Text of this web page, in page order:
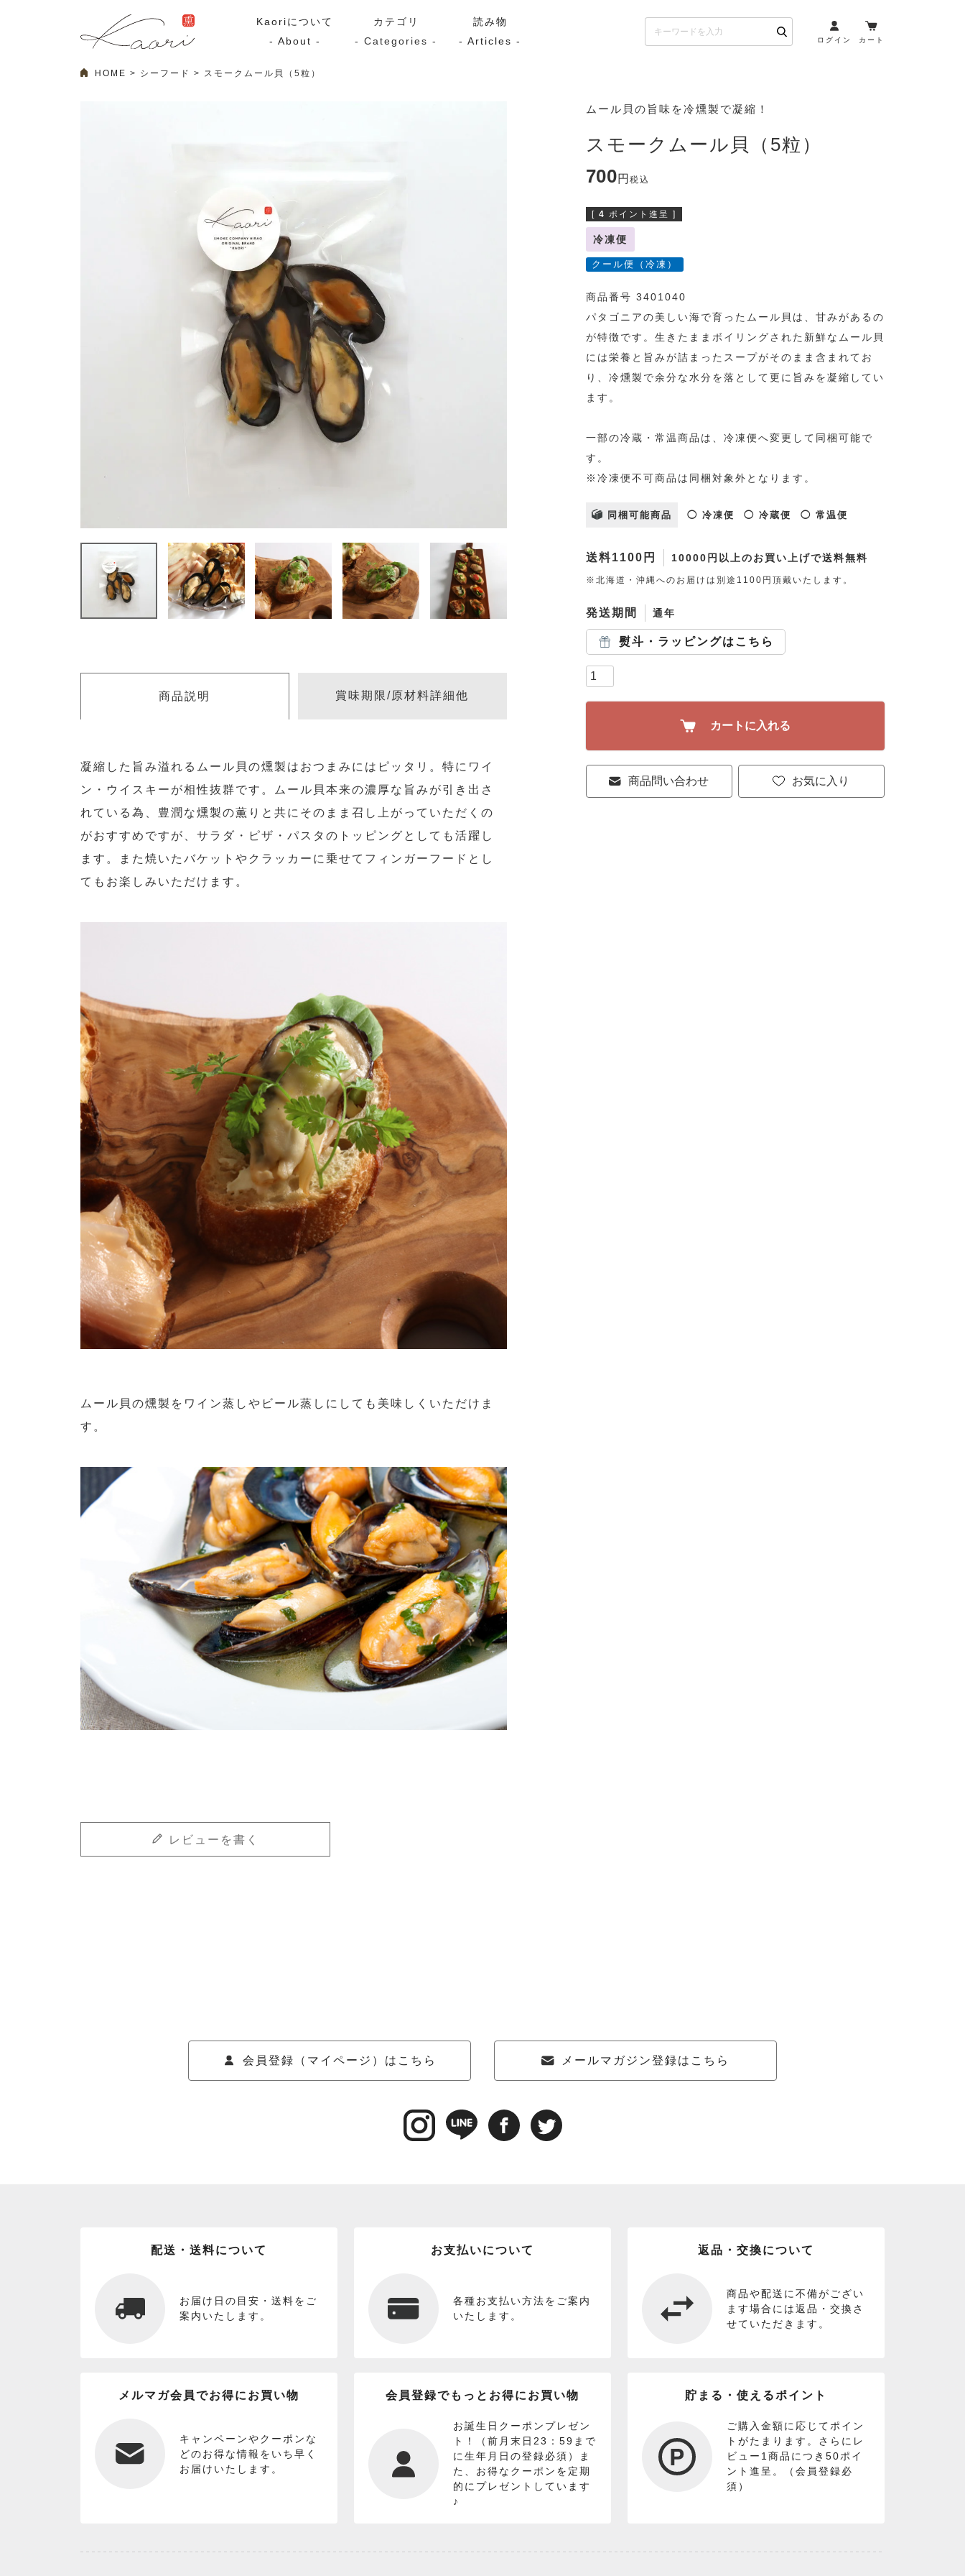
Kaoriについて
- About -
カテゴリ
- Categories -
Kaoriセレクト
ワイン・スパークリング
特集・期間限定セール サブスク（定期コース・頒布会）
読み物
- Articles -
ログイン カート
HOME シーフード スモークムール貝（5粒）
ムール貝の旨味を冷燻製で凝縮！
スモークムール貝（5粒）
700
税込
[ 4 ポイント進呈 ]
冷凍便
クール便（冷凍）
商品番号 3401040
パタゴニアの美しい海で育ったムール貝は、甘みがあるの
が特徴です。生きたままボイリングされた新鮮なムール貝
には栄養と旨みが詰まったスープがそのまま含まれてお
り、冷燻製で余分な水分を落として更に旨みを凝縮してい
ます。
一部の冷蔵・常温商品は、冷凍便へ変更して同梱可能で
す。
※冷凍便不可商品は同梱対象外となります。
同梱可能商品 ◯ 冷凍便 ◯ 冷蔵便 ◯ 常温便
送料1100円 10000円以上のお買い上げで送料無料
※北海道・沖縄へのお届けは別途1100円頂戴いたします。
発送期間 通年
熨斗・ラッピングはこちら
お気に入り
カートに入れる
商品問い合わせ
商品説明 賞味期限/原材料詳細他
凝縮した旨み溢れるムール貝の燻製はおつまみにはピッタリ。特にワイ
ン・ウイスキーが相性抜群です。ムール貝本来の濃厚な旨みが引き出さ
れている為、豊潤な燻製の薫りと共にそのまま召し上がっていただくの
がおすすめですが、サラダ・ピザ・パスタのトッピングとしても活躍し
ます。また焼いたバケットやクラッカーに乗せてフィンガーフードとし
てもお楽しみいただけます。
ムール貝の燻製をワイン蒸しやビール蒸しにしても美味しくいただけま
す。
レビューを書く
会員登録（マイページ）はこちら メールマガジン登録はこちら
配送・送料について
お届け日の目安・送料をご
案内いたします。
お支払いについて
各種お支払い方法をご案内
いたします。
返品・交換について
商品や配送に不備がござい
ます場合には返品・交換さ
せていただきます。
メルマガ会員でお得にお買い物
キャンペーンやクーポンな
どのお得な情報をいち早く
お届けいたします。
会員登録でもっとお得にお買い物
お誕生日クーポンプレゼン
ト！（前月末日23：59まで
に生年月日の登録必須）ま
た、お得なクーポンを定期
的にプレゼントしています
♪
貯まる・使えるポイント
ご購入金額に応じてポイン
トがたまります。さらにレ
ビュー1商品につき50ポイ
ント進呈。（会員登録必
須）